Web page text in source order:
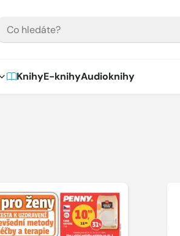
KnihyE-knihyAudioknihy